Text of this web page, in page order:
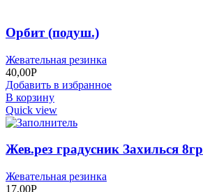
Орбит (подуш.)
Жевательная резинка
40,00Р
Добавить в избранное
В корзину
Quick view
Жев.рез градусник Захилься 8гр
Жевательная резинка
17,00Р